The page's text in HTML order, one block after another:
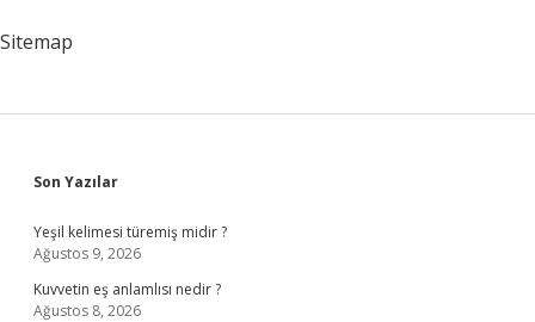
Sitemap
Sidebar
Son Yazılar
Yeşil kelimesi türemiş midir ?
Ağustos 9, 2026
Kuvvetin eş anlamlısı nedir ?
Ağustos 8, 2026